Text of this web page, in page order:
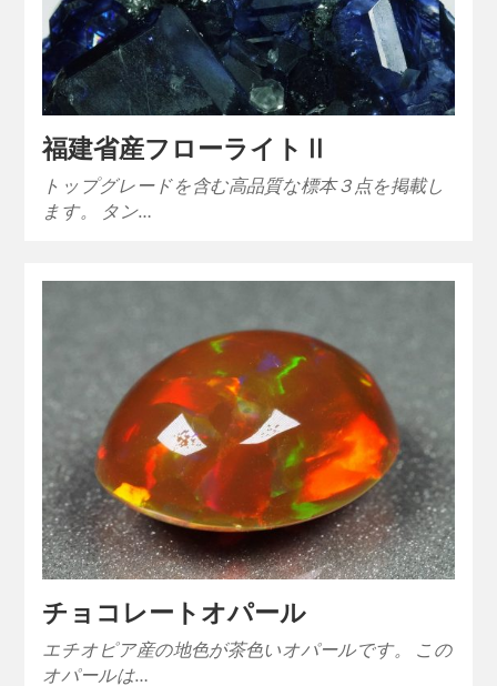
福建省産フローライトⅡ
トップグレードを含む高品質な標本３点を掲載し
ます。 タン…
チョコレートオパール
エチオピア産の地色が茶色いオパールです。 この
オパールは…